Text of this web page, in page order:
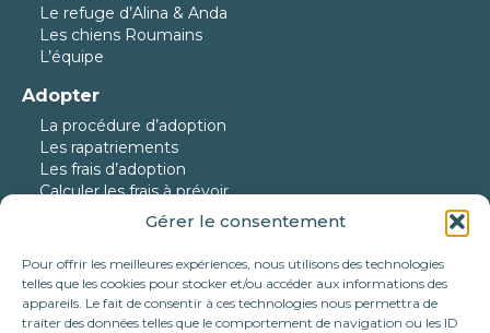
Gérer le consentement
Pour offrir les meilleures expériences, nous utilisons des technologies
telles que les cookies pour stocker et/ou accéder aux informations des
appareils. Le fait de consentir à ces technologies nous permettra de
traiter des données telles que le comportement de navigation ou les ID
Le refuge d’Alina & Anda
Les chiens Roumains
L’équipe
Adopter
La procédure d’adoption
Les rapatriements
Les frais d’adoption
Calculer les frais à prévoir
Nos protégés
Nos chiens à l’adoption
Nos chats à l’adoption
Nos chiens en urgence
Nos adoptés